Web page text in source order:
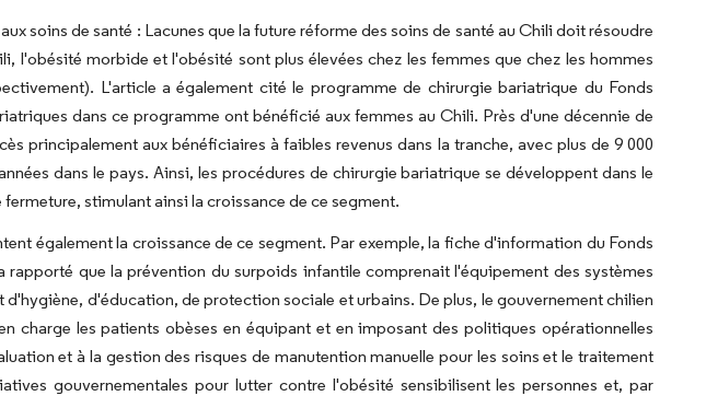
soins de santé : Lacunes que la future réforme des soins de santé au Chili doit résoudre
l'obésité morbide et l'obésité sont plus élevées chez les femmes que chez les hommes
L'article a également cité le programme de chirurgie bariatrique du Fonds
dans ce programme ont bénéficié aux femmes au Chili. Près d'une décennie de
principalement aux bénéficiaires à faibles revenus dans la tranche, avec plus de 9 000
dans le pays. Ainsi, les procédures de chirurgie bariatrique se développent dans le
stimulant ainsi la croissance de ce segment.
également la croissance de ce segment. Par exemple, la fiche d'information du Fonds
rapporté que la prévention du surpoids infantile comprenait l'équipement des systèmes
d'hygiène, d'éducation, de protection sociale et urbains. De plus, le gouvernement chilien
charge les patients obèses en équipant et en imposant des politiques opérationnelles
et à la gestion des risques de manutention manuelle pour les soins et le traitement
gouvernementales pour lutter contre l'obésité sensibilisent les personnes et, par